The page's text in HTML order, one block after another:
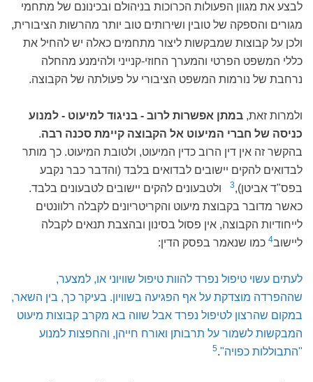
לבצע את מגוון הפעולות הכרוכות בניהולם ובכינונם של מתחמי
מגורים והספקה של טובין ושירותים טוב יותר מהרשות הציבורית,
ולכן על קבוצות שמבקשות ליצור מתחמים כאלה יש להחיל את
כללי המשפט הפרטי והמערך החוזי-קנייני ולהימנע מהחלה
נרחבת של נורמות המשפט הציבורי על פעולתה של הקבוצה.
ולמרות זאת, במתן אפשרות לרוב - בניגוד למיעוט - למנוע
כניסה של חברי המיעוט אל הקבוצה קיימת סכנה רבה.
בהקשר זה אין דין הרוב כדין המיעוט, ולטובת המיעוט. כך מותר
לבדואים להקים יישובים לבדואים בלבד (והדבר כבר נקבע
בפס"ד אביטן),3
ולטבעונים להקים יישובים לטבעונים בלבד.
כאשר מדובר בקבוצת מיעוט והקריטריונים לקבלה רלוונטים
לייחודיות הקבוצה, אין פסול בסינון ובהצבת תנאים לקבלה
ליישוב4 כמו שנאמר בפסק הדין:
לעתים עשוי טיפול נפרד להוות טיפול שוויוני או, למצער,
שההפרדה מוצדקת על אף הפגיעה בשוויון. בעיקר כך, בין השאר,
במקום שהרצון לטיפול נפרד אבל שווה בא מקרב קבוצות מיעוט
המבקשות לשמור על תרבותן ואורח חייהן, והחפצות למנוע
"התבוללות כפויה".
5